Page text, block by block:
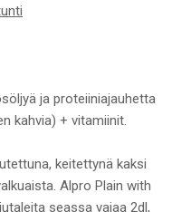
ja proteiiniajauhetta
kahvia) + vitamiinit.
keitettynä kaksi
Alpro Plain with
seassa vajaa 2dl,